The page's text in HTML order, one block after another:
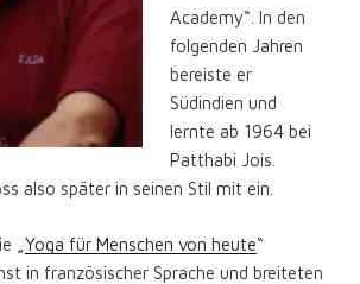
Academy“. In den
folgenden Jahren
bereiste er
Südindien und
lernte ab 1964 bei
Patthabi Jois.
also später in seinen Stil mit ein.
„ Yoga für Menschen von heute“
in französischer Sprache und breiteten